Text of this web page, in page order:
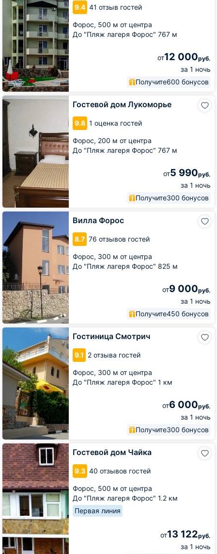
9.4 41 отзыв гостей
Форос, 500 м от центра
До "Пляж лагеря Форос" 767 м
от12 000руб.
за 1 ночь
Получите600 бонусов
Гостевой дом Лукоморье
9.8 1 оценка гостей
Форос, 200 м от центра
До "Пляж лагеря Форос" 767 м
от5 990руб.
за 1 ночь
Получите300 бонусов
Гостевой
дом
Лукоморье
Вилла Форос
8.7 76 отзывов гостей
Форос, 300 м от центра
До "Пляж лагеря Форос" 825 м
от9 000руб.
за 1 ночь
Получите450 бонусов
Вилла
Форос
Гостиница Смотрич
9.1 2 отзыва гостей
Форос, 300 м от центра
До "Пляж лагеря Форос" 1 км
от6 000руб.
за 1 ночь
Получите300 бонусов
Гостиница
Гостевой дом Чайка
9.3 40 отзывов гостей
Форос, 500 м от центра
До "Пляж лагеря Форос" 1.2 км
Первая линия
от13 122руб.
за 1 ночь
Гостевой
дом
Чайка